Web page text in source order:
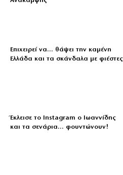
Επιχειρεί να… θάψει την καμένη
Ελλάδα και τα σκάνδαλα με φιέστες
Έκλεισε το Instagram ο Ιωαννίδης
και τα σενάρια… φουντώνουν!